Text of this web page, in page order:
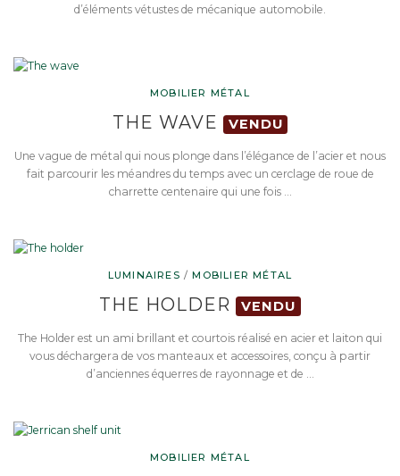
d’éléments vétustes de mécanique automobile.
MOBILIER MÉTAL
THE WAVE VENDU
Une vague de métal qui nous plonge dans l’élégance de l’acier et nous
fait parcourir les méandres du temps avec un cerclage de roue de
charrette centenaire qui une fois …
LUMINAIRES /MOBILIER MÉTAL
THE HOLDER VENDU
The Holder est un ami brillant et courtois réalisé en acier et laiton qui
vous déchargera de vos manteaux et accessoires, conçu à partir
d’anciennes équerres de rayonnage et de …
MOBILIER MÉTAL